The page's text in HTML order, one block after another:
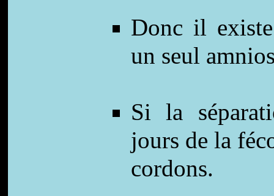
Donc il
un seul
Si la
jours de la
cordons.